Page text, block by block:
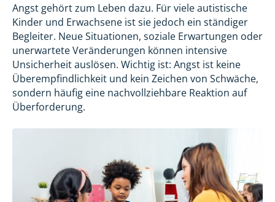
Angst gehört zum Leben dazu. Für viele autistische
Kinder und Erwachsene ist sie jedoch ein ständiger
Begleiter. Neue Situationen, soziale Erwartungen oder
unerwartete Veränderungen können intensive
Unsicherheit auslösen. Wichtig ist: Angst ist keine
Überempfindlichkeit und kein Zeichen von Schwäche,
sondern häufig eine nachvollziehbare Reaktion auf
Überforderung.